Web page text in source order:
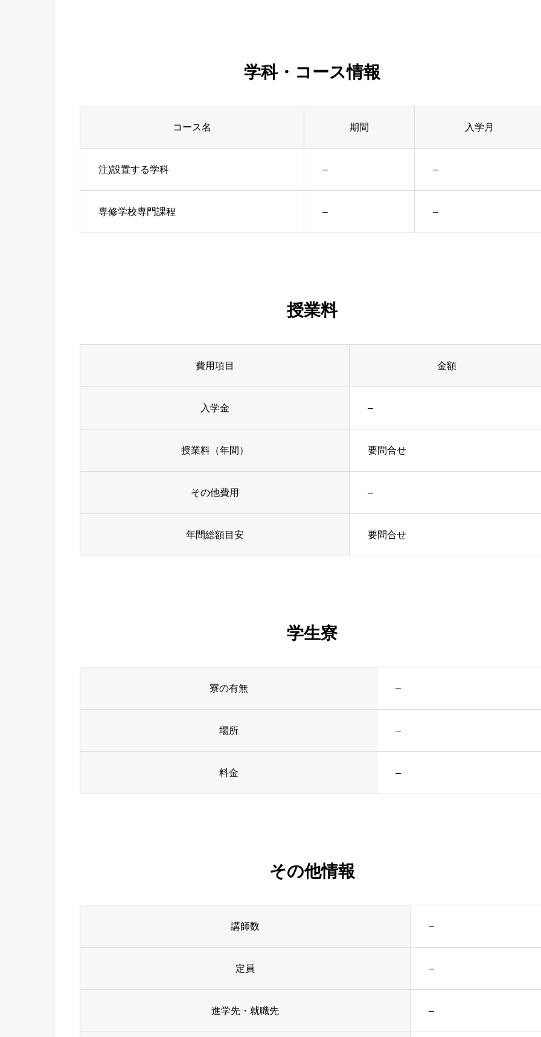
学科・コース情報
コース名 期間 入学月
注)設置する学科 – –
専修学校専門課程 – –
授業料
費用項目 金額
入学金 –
授業料（年間） 要問合せ
その他費用 –
年間総額目安 要問合せ
学生寮
寮の有無 –
場所 –
料金 –
その他情報
講師数 –
定員 –
進学先・就職先 –